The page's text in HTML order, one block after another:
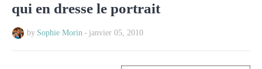
qui en dresse le portrait
by Sophie Morin - janvier 05, 2010